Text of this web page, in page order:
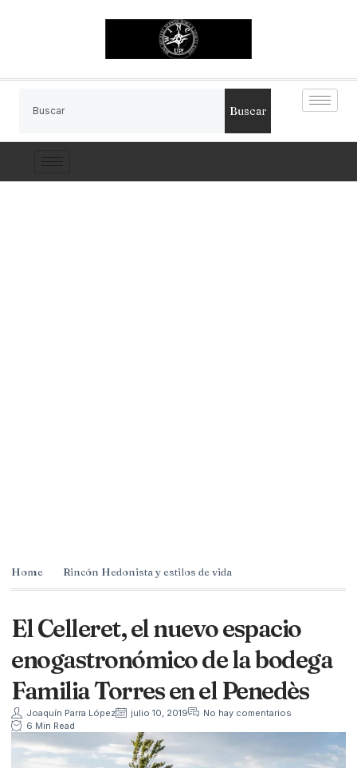
Buscar
Home Rincón Hedonista y estilos de vida
El Celleret, el nuevo espacio
enogastronómico de la bodega
Familia Torres en el Penedès
Joaquín Parra López julio 10, 2019
No hay comentarios
6 Min Read